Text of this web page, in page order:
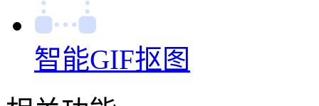
相关功能
jpg怎么转gif final cut 怎么制作gif ps如何做gif
片合成做gif怎么做 如何把几张图片整合到一张图片